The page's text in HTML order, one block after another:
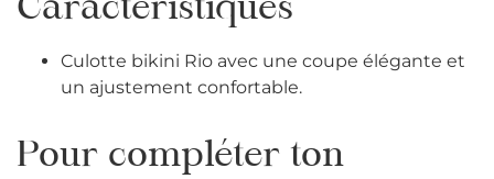
Caractéristiques
Culotte bikini Rio avec une coupe élégante et
un ajustement confortable.
Pour compléter ton